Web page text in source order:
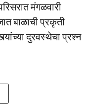
मंगळवारी
बाळाची प्रकृती
दुरवस्थेचा प्रश्न